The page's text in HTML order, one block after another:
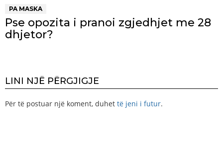
PA MASKA
Pse opozita i pranoi zgjedhjet me 28
dhjetor?
LINI NJË PËRGJIGJE
Për të postuar një koment, duhet të jeni i futur.